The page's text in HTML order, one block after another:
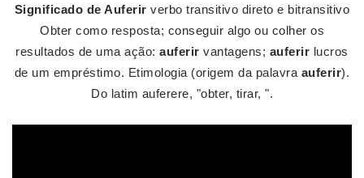
Significado de Auferir verbo transitivo direto e bitransitivo
Obter como resposta; conseguir algo ou colher os
resultados de uma ação:auferir vantagens; auferir lucros
de um empréstimo. Etimologia (origem da palavra auferir).
Do latim auferere, "obter, tirar, ".